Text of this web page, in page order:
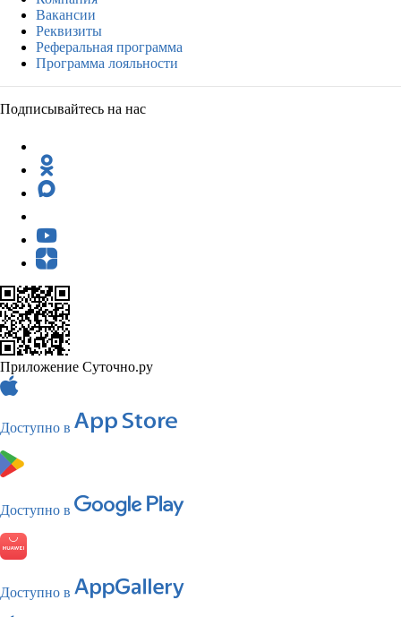
Вакансии
Реквизиты
Реферальная программа
Программа лояльности
Подписывайтесь на нас
Приложение Суточно.ру
Доступно в
Доступно в
Доступно в